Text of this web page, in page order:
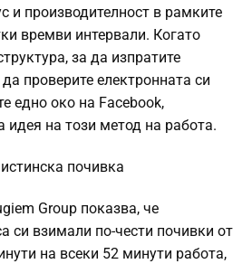
и производителност в рамките
времви интервали. Когато
за да изпратите
проверите електронната си
едно око на Facebook,
идея на този метод на работа.
почивка
Group показва, че
си взимали по-чести почивки от
на всеки 52 минути работа,